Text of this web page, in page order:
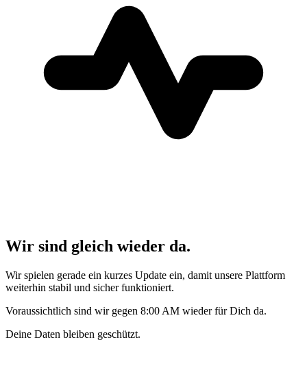
Wir sind gleich wieder da.
Wir spielen gerade ein kurzes Update ein, damit unsere Plattform
weiterhin stabil und sicher funktioniert.
Voraussichtlich sind wir gegen 8:00 AM wieder für Dich da.
Deine Daten bleiben geschützt.